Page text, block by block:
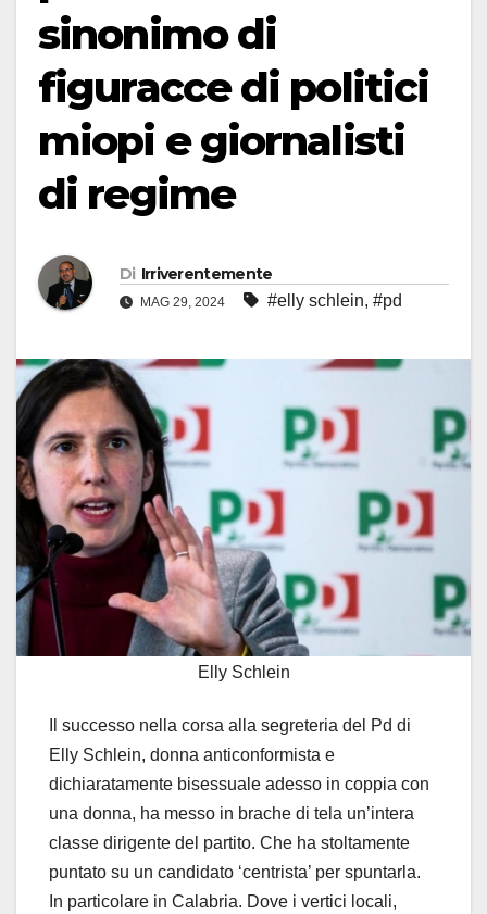
sinonimo di
figuracce di politici
miopi e giornalisti
di regime
Di Irriverentemente
MAG 29, 2024 #elly schlein, #pd
Elly Schlein
Il successo nella corsa alla segreteria del Pd di
Elly Schlein, donna anticonformista e
dichiaratamente bisessuale adesso in coppia con
una donna, ha messo in brache di tela un’intera
classe dirigente del partito. Che ha stoltamente
puntato su un candidato ‘centrista’ per spuntarla.
In particolare in Calabria. Dove i vertici locali,